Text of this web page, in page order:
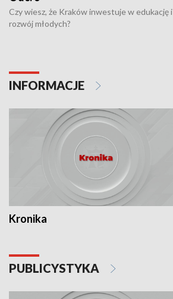
Czy wiesz, że Kraków inwestuje w edukację i
rozwój młodych?
INFORMACJE
Kronika
PUBLICYSTYKA